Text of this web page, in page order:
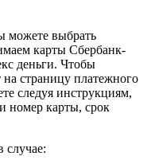
можете выбрать
карты Сбербанк-
деньги. Чтобы
на страницу платежного
следуя инструкциям,
номер карты, срок
случае: